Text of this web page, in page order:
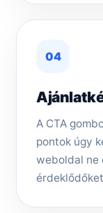
04
A CTA
pontok úgy
weboldal ne